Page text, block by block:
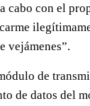
cabo con el
vejámenes”.
de
de datos del